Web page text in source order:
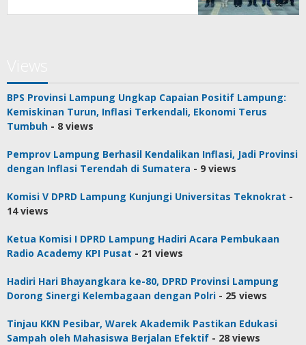
BPS Provinsi Lampung Ungkap Capaian Positif Lampung:
Kemiskinan Turun, Inflasi Terkendali, Ekonomi Terus
Tumbuh - 8 views
Pemprov Lampung Berhasil Kendalikan Inflasi, Jadi Provinsi
dengan Inflasi Terendah di Sumatera - 9 views
Komisi V DPRD Lampung Kunjungi Universitas Teknokrat -
14 views
Ketua Komisi I DPRD Lampung Hadiri Acara Pembukaan
Radio Academy KPI Pusat - 21 views
Hadiri Hari Bhayangkara ke-80, DPRD Provinsi Lampung
Dorong Sinergi Kelembagaan dengan Polri - 25 views
Tinjau KKN Pesibar, Warek Akademik Pastikan Edukasi
Sampah oleh Mahasiswa Berjalan Efektif - 28 views